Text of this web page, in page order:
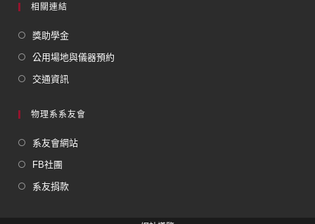
相關連結
獎助學金
公用場地與儀器預約
交通資訊
物理系系友會
系友會網站
FB社團
系友捐款